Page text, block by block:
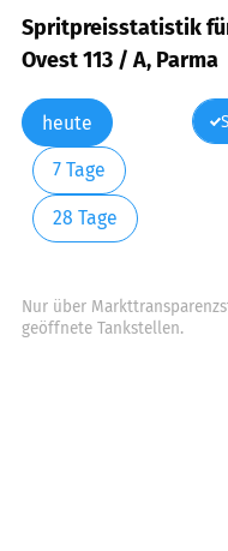
Spritpreisstatistik
Ovest 113 / A, Parma
heute
7 Tage
28 Tage
Nur über
geöffnete Tankstellen.